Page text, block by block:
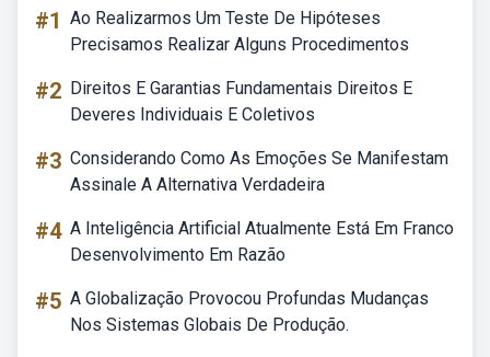
#1 Ao Realizarmos Um Teste De Hipóteses
Precisamos Realizar Alguns Procedimentos
#2 Direitos E Garantias Fundamentais Direitos E
Deveres Individuais E Coletivos
#3 Considerando Como As Emoções Se Manifestam
Assinale A Alternativa Verdadeira
#4 A Inteligência Artificial Atualmente Está Em Franco
Desenvolvimento Em Razão
#5 A Globalização Provocou Profundas Mudanças
Nos Sistemas Globais De Produção.